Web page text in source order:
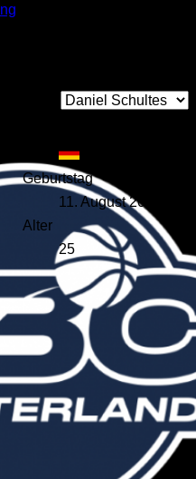
Geburtstag
11. August 2000
Alter
25